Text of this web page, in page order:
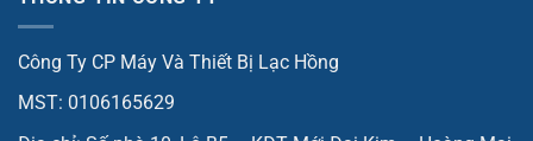
Công Ty CP Máy Và Thiết Bị Lạc Hồng
MST: 0106165629